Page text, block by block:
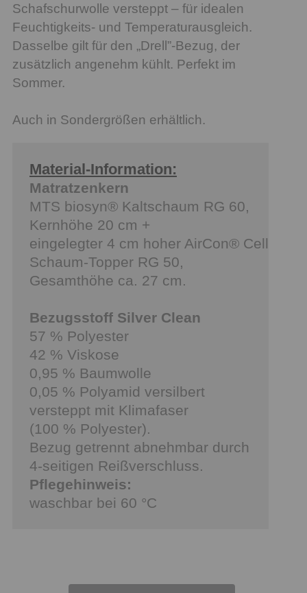
Schafschurwolle versteppt – für idealen
Feuchtigkeits- und Temperaturausgleich.
Dasselbe gilt für den „Drell”-Bezug, der
zusätzlich angenehm kühlt. Perfekt im
Sommer.
Auch in Sondergrößen erhältlich.
Material-Information:
Matratzenkern
MTS biosyn® Kaltschaum RG 60,
Kernhöhe 20 cm +
eingelegter 4 cm hoher AirCon® Cell
Schaum-Topper RG 50,
Gesamthöhe ca. 27 cm.
Bezugsstoff Silver Clean
57 % Polyester
42 % Viskose
0,95 % Baumwolle
0,05 % Polyamid versilbert
versteppt mit Klimafaser
(100 % Polyester).
Bezug getrennt abnehmbar durch
4-seitigen Reißverschluss.
Pflegehinweis:
waschbar bei 60 °C